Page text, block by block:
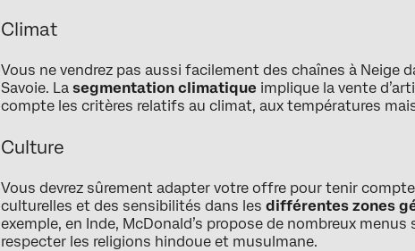
Climat
Vous ne vendrez pas aussi facilement des chaînes à Neige
Savoie. La segmentation climatique implique la vente
compte les critères relatifs au climat, aux températures
Culture
Vous devrez sûrement adapter votre offre pour tenir
culturelles et des sensibilités dans les différentes zones
exemple, en Inde, McDonald’s propose de nombreux
respecter les religions hindoue et musulmane.